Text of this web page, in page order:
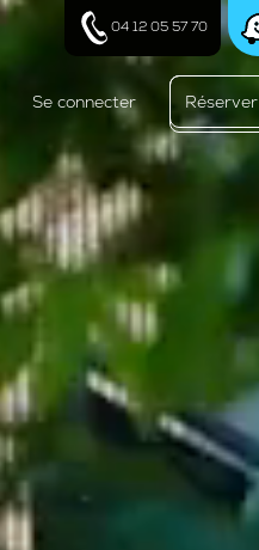
04 12 05 57 70
Se connecter Réserver